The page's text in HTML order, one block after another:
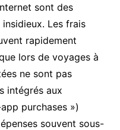
sont des
Les frais
rapidement
lors de voyages à
ne sont pas
intégrés aux
purchases »)
souvent sous-